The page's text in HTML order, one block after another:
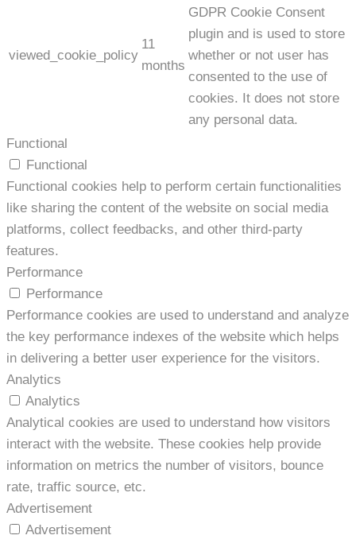
viewed_cookie_policy
11
months
GDPR Cookie Consent
plugin and is used to store
whether or not user has
consented to the use of
cookies. It does not store
any personal data.
Functional
Functional
Functional cookies help to perform certain functionalities
like sharing the content of the website on social media
platforms, collect feedbacks, and other third-party
features.
Performance
Performance
Performance cookies are used to understand and analyze
the key performance indexes of the website which helps
in delivering a better user experience for the visitors.
Analytics
Analytics
Analytical cookies are used to understand how visitors
interact with the website. These cookies help provide
information on metrics the number of visitors, bounce
rate, traffic source, etc.
Advertisement
Advertisement